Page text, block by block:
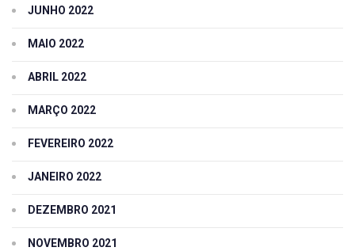
JUNHO 2022
MAIO 2022
ABRIL 2022
MARÇO 2022
FEVEREIRO 2022
JANEIRO 2022
DEZEMBRO 2021
NOVEMBRO 2021